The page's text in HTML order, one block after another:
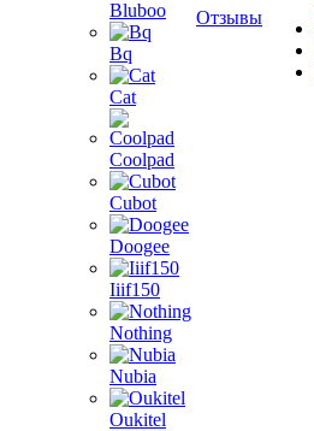
Bluboo
Bq
Cat
Coolpad
Cubot
Doogee
Iiif150
Nothing
Nubia
Oukitel
Отзывы